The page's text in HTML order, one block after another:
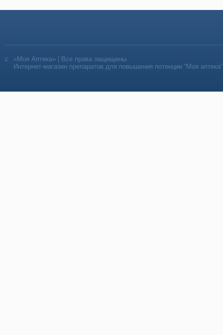
«Моя Аптека» | Все права защищены
Интернет-магазин препаратов для повышения потенции “Моя